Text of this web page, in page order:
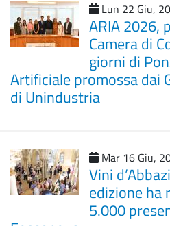
Lun 22 Giu,
ARIA 2026,
Camera di
giorni di
Artificiale promossa dai
di Unindustria
Mar 16 Giu,
Vini
edizione
5.000